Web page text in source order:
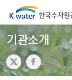
기관소개